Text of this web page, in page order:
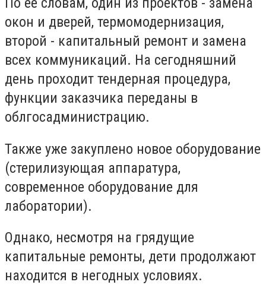
окон и дверей, термомодернизация,
второй - капитальный ремонт и замена
всех коммуникаций. На сегодняшний
день проходит тендерная процедура,
функции заказчика переданы в
облгосадминистрацию.
Также уже закуплено новое оборудование
(стерилизующая аппаратура,
современное оборудование для
лаборатории).
Однако, несмотря на грядущие
капитальные ремонты, дети продолжают
находится в негодных условиях.